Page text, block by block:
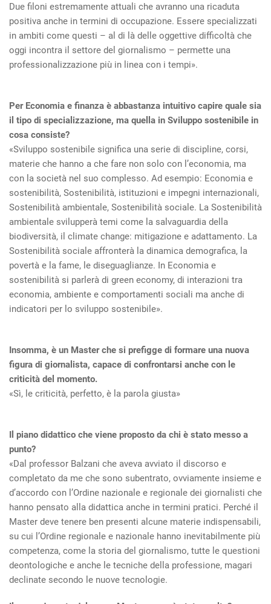
Due filoni estremamente attuali che avranno una ricaduta
positiva anche in termini di occupazione. Essere specializzati
in ambiti come questi – al di là delle oggettive difficoltà che
oggi incontra il settore del giornalismo – permette una
professionalizzazione più in linea con i tempi».
Per Economia e finanza è abbastanza intuitivo capire quale sia
il tipo di specializzazione, ma quella in Sviluppo sostenibile in
cosa consiste?
«Sviluppo sostenibile significa una serie di discipline, corsi,
materie che hanno a che fare non solo con l’economia, ma
con la società nel suo complesso. Ad esempio: Economia e
sostenibilità, Sostenibilità, istituzioni e impegni internazionali,
Sostenibilità ambientale, Sostenibilità sociale. La Sostenibilità
ambientale svilupperà temi come la salvaguardia della
biodiversità, il climate change: mitigazione e adattamento. La
Sostenibilità sociale affronterà la dinamica demografica, la
povertà e la fame, le diseguaglianze. In Economia e
sostenibilità si parlerà di green economy, di interazioni tra
economia, ambiente e comportamenti sociali ma anche di
indicatori per lo sviluppo sostenibile».
Insomma, è un Master che si prefigge di formare una nuova
figura di giornalista, capace di confrontarsi anche con le
criticità del momento.
«Sì, le criticità, perfetto, è la parola giusta»
Il piano didattico che viene proposto da chi è stato messo a
punto?
«Dal professor Balzani che aveva avviato il discorso e
completato da me che sono subentrato, ovviamente insieme e
d’accordo con l’Ordine nazionale e regionale dei giornalisti che
hanno pensato alla didattica anche in termini pratici. Perché il
Master deve tenere ben presenti alcune materie indispensabili,
su cui l’Ordine regionale e nazionale hanno inevitabilmente più
competenza, come la storia del giornalismo, tutte le questioni
deontologiche e anche le tecniche della professione, magari
declinate secondo le nuove tecnologie.